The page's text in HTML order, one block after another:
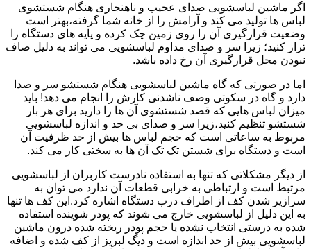
اگر ماشین لباسشویی صدای عجیب و ناهنجاری هنگام شستشوی
لباس ها تولید می کند و آرامش را از خانه شما گرفته،بهتر است
وضعیت قرارگیری آن را روی زمین چک کرده و پایه های دستگاه را
تراز کنید؛ زیرا سر و صدای مداوم لباسشویی می تواند به دلیل صاف
نبودن محل قرارگیری آن رخ داده باشد.
اما در صورتی که گاه ماشین لباسشویی هنگام شستشو سر و صدا
دارد و گاه در سکوتی وصف ناشدنی کارش را انجام می دهد! باید
میزان لباس هایی که قصد شستشوی آن ها را دارید برای هر بار
شستشو تنظیم کنید،زیرا سر و صدای بی حد و اندازه لباسشویی
مربوط به ساعاتی است که حجم لباس ها بیش از حد ظرفیت آن
است و دستگاه برای شستن تک تک آن ها به سختی کار می کند.
از دیگر مشکلاتی که تنها به استفاده نادرست کاربران از لباسشویی
مرتبط است و ارتباطی به خرابی قطعات آن ندارد می توان به
سرازیر شدن کف از اطراف درب دستگاه اشاره کرد.این کف ها تنها
به این دلیل از لباسشویی خارج می شوند که پودر شوینده استفاده
شده به درستی انتخاب نشده یا حجم پودر ریخته شده درون ماشین
لباسشویی بیش از حد اندازه است و دیگ لبریز از کف شده و اضافه